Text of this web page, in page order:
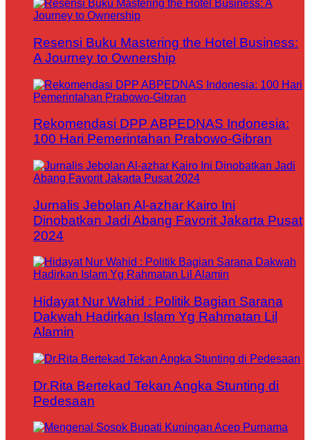
Resensi Buku Mastering the Hotel Business:
A Journey to Ownership
Rekomendasi DPP ABPEDNAS Indonesia:
100 Hari Pemerintahan Prabowo-Gibran
Jurnalis Jebolan Al-azhar Kairo Ini
Dinobatkan Jadi Abang Favorit Jakarta Pusat
2024
Hidayat Nur Wahid : Politik Bagian Sarana
Dakwah Hadirkan Islam Yg Rahmatan Lil
Alamin
Dr.Rita Bertekad Tekan Angka Stunting di
Pedesaan